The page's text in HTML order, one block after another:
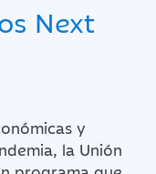
Next
y
la Unión